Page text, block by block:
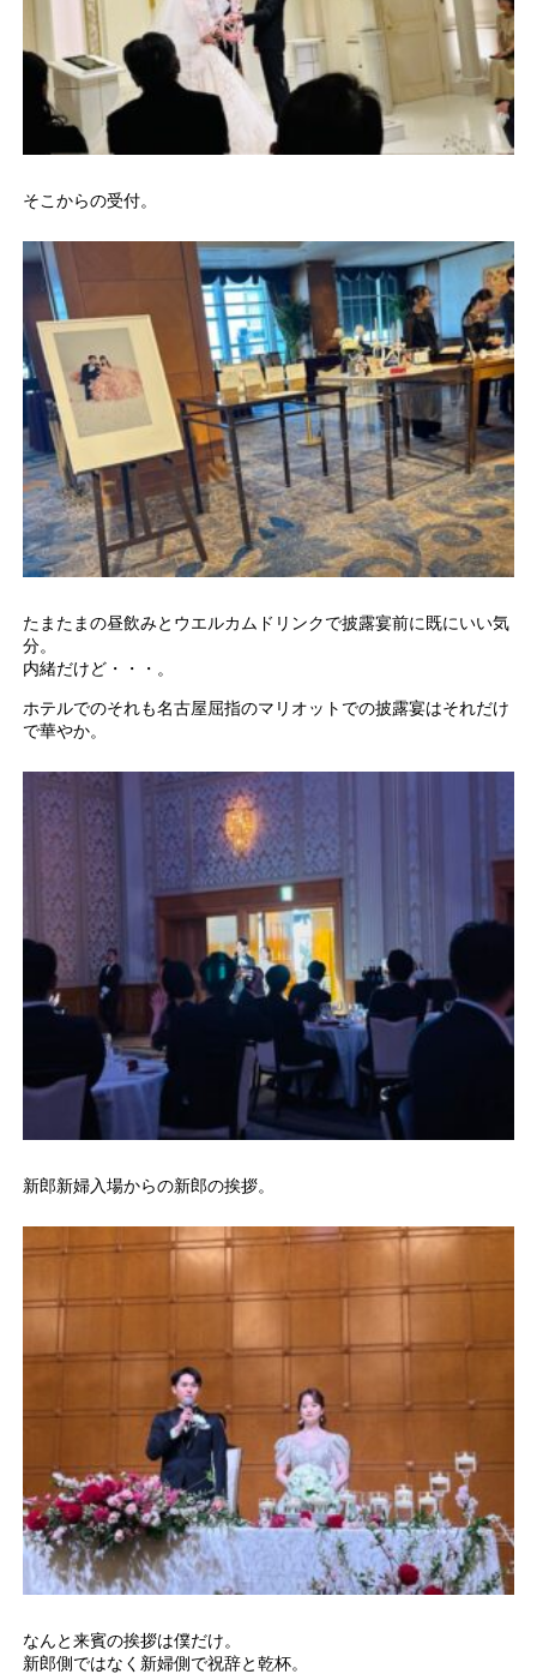
そこからの受付。
たまたまの昼飲みとウエルカムドリンクで披露宴前に既にいい気
分。
内緒だけど・・・。
ホテルでのそれも名古屋屈指のマリオットでの披露宴はそれだけ
で華やか。
新郎新婦入場からの新郎の挨拶。
なんと来賓の挨拶は僕だけ。
新郎側ではなく新婦側で祝辞と乾杯。